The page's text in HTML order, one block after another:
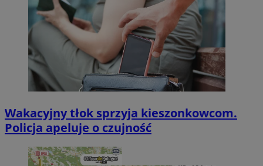
Wakacyjny tłok sprzyja kieszonkowcom.
Policja apeluje o czujność